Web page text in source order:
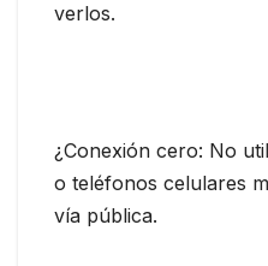
verlos.
¿Conexión cero: No
o teléfonos celulares
vía pública.